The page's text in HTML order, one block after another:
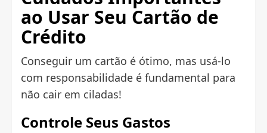
ao Usar Seu Cartão de
Crédito
Conseguir um cartão é ótimo, mas usá-lo
com responsabilidade é fundamental para
não cair em ciladas!
Controle Seus Gastos